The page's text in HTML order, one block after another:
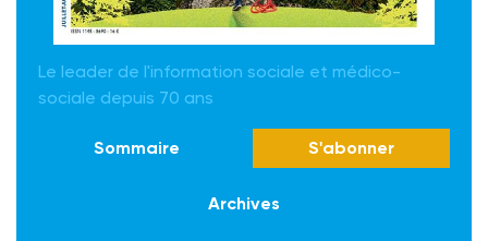
Le leader de l'information sociale et médico-
sociale depuis 70 ans
Sommaire S'abonner
Archives